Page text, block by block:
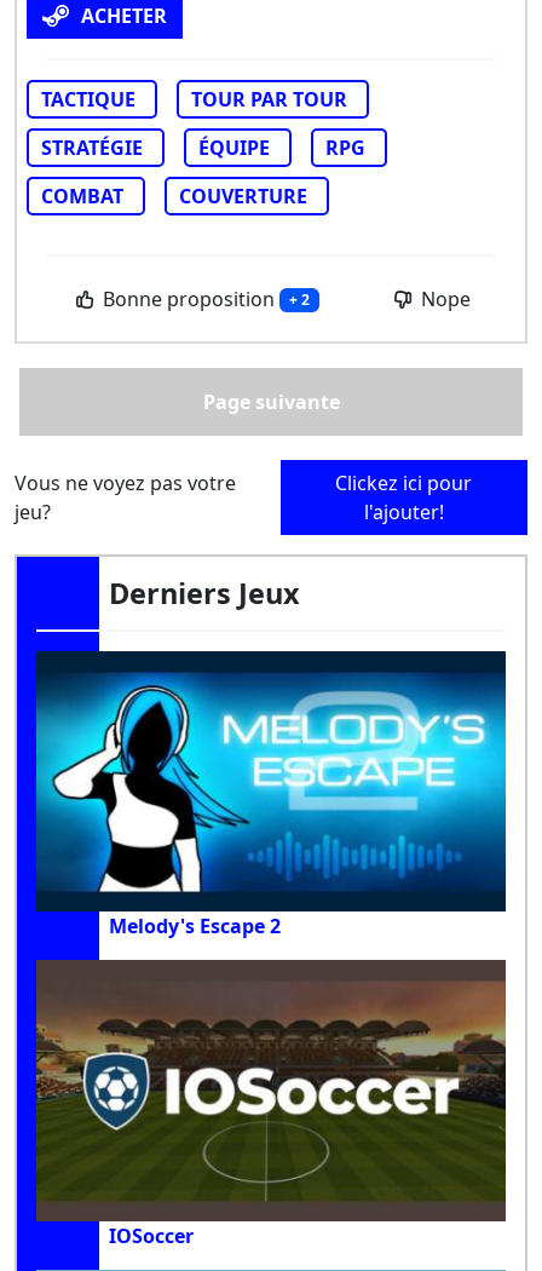
ACHETER
TACTIQUE
TOUR PAR TOUR
STRATÉGIE
ÉQUIPE
RPG
COMBAT
COUVERTURE
Bonne proposition + 2 Nope
Page suivante
Vous ne voyez pas votre
jeu?
Clickez ici pour
l'ajouter!
Derniers Jeux
Melody's Escape 2
IOSoccer